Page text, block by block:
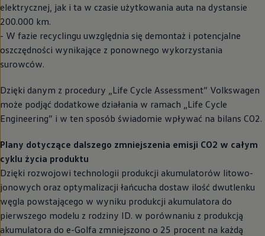
elektrycznej, jak i ta w czasie użytkowania auta na dystansie
200.000 km.
- W fazie recyclingu uwzględnia się demontaż i potencjalne
oszczędności wynikające z ponownego wykorzystania
surowców.
Dzięki danym z procedury „Life Cycle Assessment” Volkswagen
może podjąć dodatkowe działania w ramach „Life Cycle
Engineering” i w ten sposób świadomie wpływać na bilans CO2.
Plany dotyczące dalszego zmniejszenia emisji CO2 w całym
cyklu życia produktu
Dzięki rozwojowi technologii produkcji akumulatorów litowo-
jonowych oraz optymalizacji łańcucha dostaw ilość dwutlenku
węgla powstającego w wyniku produkcji akumulatora do
pierwszego modelu z rodziny ID. w porównaniu z produkcją
akumulatora do e-Golfa zmniejszono o 25 procent na każdą